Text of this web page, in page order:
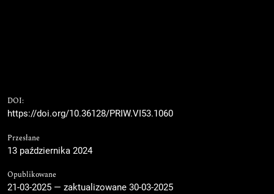
DOI:
https://doi.org/10.36128/PRIW.VI53.1060
Przesłane
13 października 2024
Opublikowane
21-03-2025 — zaktualizowane 30-03-2025